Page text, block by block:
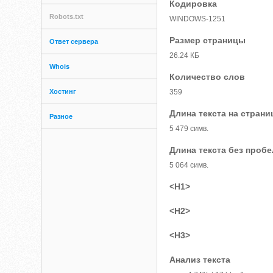
Robots.txt
Ответ сервера
Whois
Хостинг
Разное
Кодировка
WINDOWS-1251
Размер страницы
26.24 КБ
Количество слов
359
Длина текста на
5 479 симв.
Длина текста без
5 064 симв.
<H1>
<H2>
<H3>
Анализ текста